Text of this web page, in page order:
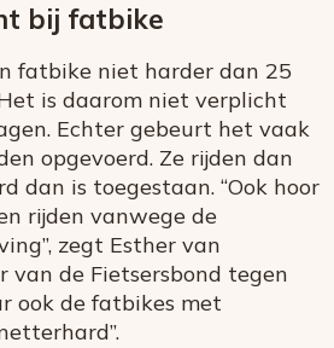
bij fatbike
fatbike niet harder dan 25
is daarom niet verplicht
Echter gebeurt het vaak
opgevoerd. Ze rijden dan
dan is toegestaan. “Ook hoor
rijden vanwege de
zegt Esther van
van de Fietsersbond tegen
ook de fatbikes met